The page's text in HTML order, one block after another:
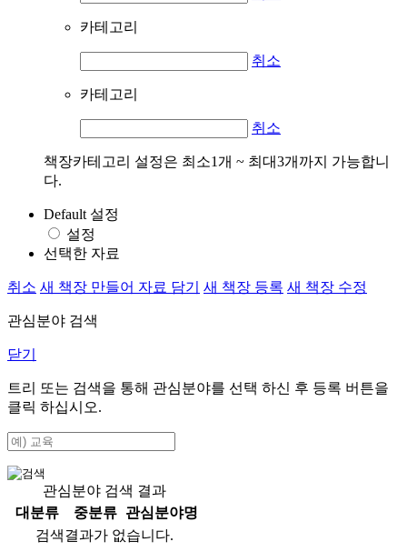
카테고리
취소
카테고리
취소
책장카테고리 설정은 최소1개 ~ 최대3개까지 가능합니
다.
Default 설정
설정
선택한 자료
취소 새 책장 만들어 자료 담기 새 책장 등록 새 책장 수정
관심분야 검색
닫기
트리 또는 검색을 통해 관심분야를 선택 하신 후 등록 버튼을
클릭 하십시오.
관심분야 검색 결과
대분류
중분류
관심분야명
검색결과가 없습니다.